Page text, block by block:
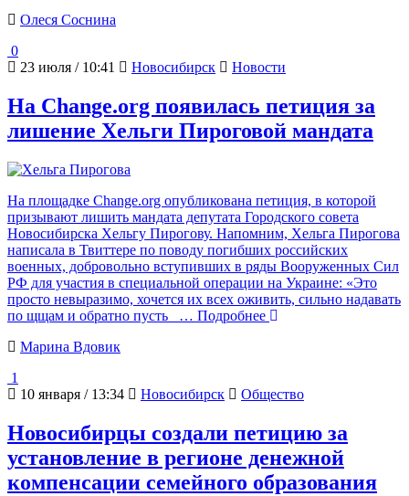
Олеся Соснина
0
23 июля / 10:41
Новосибирск Новости
На Change.org появилась петиция за
лишение Хельги Пироговой мандата
На площадке Change.org опубликована петиция, в которой
призывают лишить мандата депутата Городского совета
Новосибирска Хельгу Пирогову. Напомним, Хельга Пирогова
написала в Твиттере по поводу погибших российских
военных, добровольно вступивших в ряды Вооруженных Сил
РФ для участия в специальной операции на Украине: «Это
просто невыразимо, хочется их всех оживить, сильно надавать
по щщам и обратно пусть
… Подробнее
Марина Вдовик
1
10 января / 13:34
Новосибирск Общество
Новосибирцы создали петицию за
установление в регионе денежной
компенсации семейного образования